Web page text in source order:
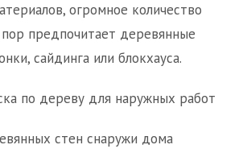
огромное количество
предпочитает деревянные
сайдинга или блокхауса.
по дереву для наружных работ
стен снаружи дома